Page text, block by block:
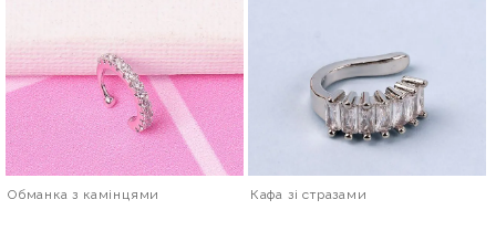
Обманка з камінцями Кафа зі стразами